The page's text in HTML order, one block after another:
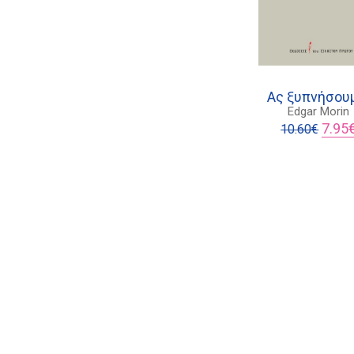
Ας
Edgar Morin
10.60€
price
7.95